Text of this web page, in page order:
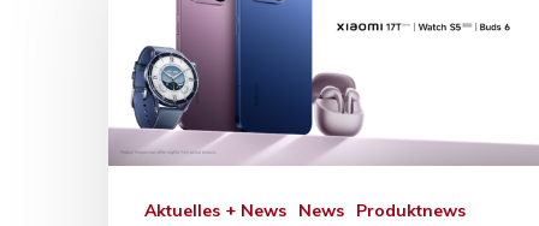
Aktuelles + News News Produktnews